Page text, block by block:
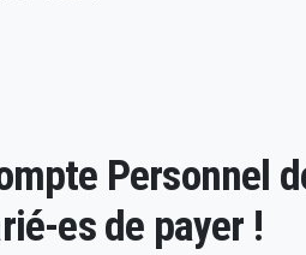
Personnel
es de payer !